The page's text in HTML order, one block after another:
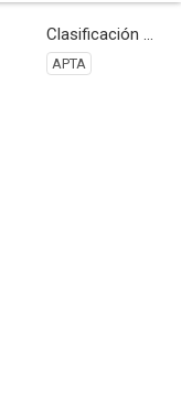
Clasificación por edades
APTA